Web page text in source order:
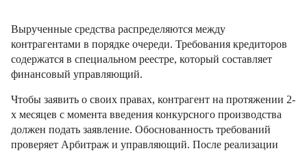
Вырученные средства распределяются между
контрагентами в порядке очереди. Требования кредиторов
содержатся в специальном реестре, который составляет
финансовый управляющий.
Чтобы заявить о своих правах, контрагент на протяжении 2-
х месяцев с момента введения конкурсного производства
должен подать заявление. Обоснованность требований
проверяет Арбитраж и управляющий. После реализации